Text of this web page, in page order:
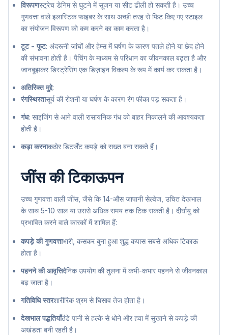
विरूपणस्ट्रेच डेनिम से घुटने में सूजन या सीट ढीली हो सकती है। उच्च
गुणवत्ता वाले इलास्टिक फाइबर के साथ अच्छी तरह से फिट किए गए स्टाइल
का संयोजन विरूपण को कम करने का काम करता है।
टूट - फूट: अंदरूनी जांघों और हेम्स में घर्षण के कारण पतले होने या छेद होने
की संभावना होती है। पैचिंग के माध्यम से परिधान का जीवनकाल बढ़ता है और
जानबूझकर डिस्ट्रेसिंग एक डिज़ाइन विकल्प के रूप में कार्य कर सकता है।
अतिरिक्त मुद्दे:
रंगस्थिरतासूर्य की रोशनी या घर्षण के कारण रंग फीका पड़ सकता है।
गंध: साइजिंग से आने वाली रासायनिक गंध को बाहर निकालने की आवश्यकता
होती है।
कड़ा करनाकठोर डिटर्जेंट कपड़े को सख्त बना सकते हैं।
जींस की टिकाऊपन
उच्च गुणवत्ता वाली जींस, जैसे कि 14-औंस जापानी सेल्वेज, उचित देखभाल
के साथ 5-10 साल या उससे अधिक समय तक टिक सकती है। दीर्घायु को
प्रभावित करने वाले कारकों में शामिल हैं:
कपड़े की गुणवत्ताभारी, कसकर बुना हुआ शुद्ध कपास सबसे अधिक टिकाऊ
होता है।
पहनने की आवृत्तिदैनिक उपयोग की तुलना में कभी-कभार पहनने से जीवनकाल
बढ़ जाता है।
गतिविधि स्तरशारीरिक श्रम से घिसाव तेज होता है।
देखभाल पद्धतियाँठंडे पानी से हल्के से धोने और हवा में सुखाने से कपड़े की
अखंडता बनी रहती है।